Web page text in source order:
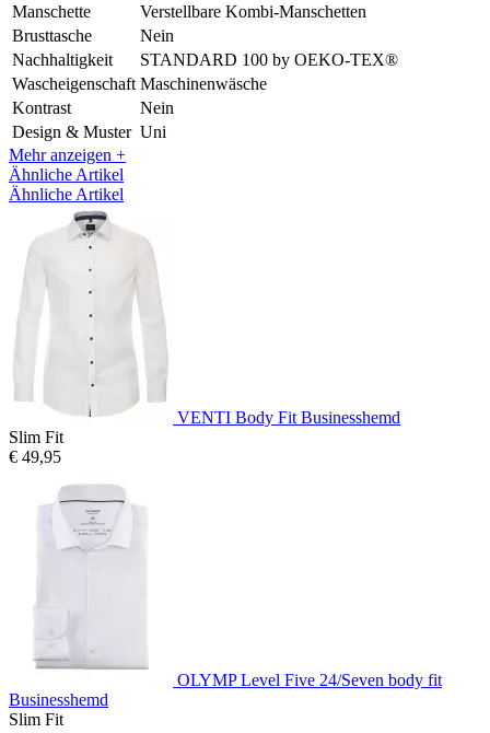
Manschette
Verstellbare Kombi-Manschetten
Brusttasche
Nein
Nachhaltigkeit
STANDARD 100 by OEKO-TEX®
Wascheigenschaft Maschinenwäsche
Kontrast
Nein
Design & Muster Uni
Mehr anzeigen +
Ähnliche Artikel
Ähnliche Artikel
VENTI Body Fit Businesshemd
Slim Fit
€ 49,95
OLYMP Level Five 24/Seven body fit
Businesshemd
Slim Fit